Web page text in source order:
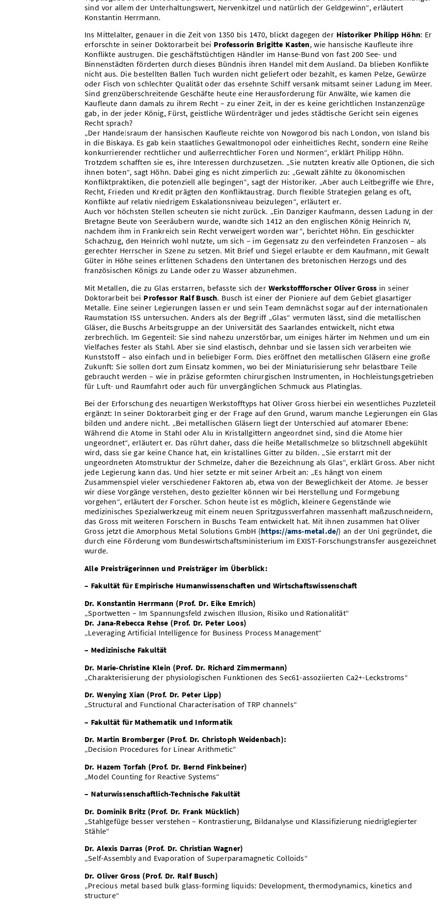
sind vor allem der Unterhaltungswert, Nervenkitzel und natürlich der Geldgewinn“, erläutert
Konstantin Herrmann.
Ins Mittelalter, genauer in die Zeit von 1350 bis 1470, blickt dagegen der Historiker Philipp Höhn: Er
erforschte in seiner Doktorarbeit bei Professorin Brigitte Kasten, wie hansische Kaufleute ihre
Konflikte austrugen. Die geschäftstüchtigen Händler im Hanse-Bund von fast 200 See- und
Binnenstädten förderten durch dieses Bündnis ihren Handel mit dem Ausland. Da blieben Konflikte
nicht aus. Die bestellten Ballen Tuch wurden nicht geliefert oder bezahlt, es kamen Pelze, Gewürze
oder Fisch von schlechter Qualität oder das ersehnte Schiff versank mitsamt seiner Ladung im Meer.
Sind grenzüberschreitende Geschäfte heute eine Herausforderung für Anwälte, wie kamen die
Kaufleute dann damals zu ihrem Recht – zu einer Zeit, in der es keine gerichtlichen Instanzenzüge
gab, in der jeder König, Fürst, geistliche Würdenträger und jedes städtische Gericht sein eigenes
Recht sprach?
„Der Handelsraum der hansischen Kaufleute reichte von Nowgorod bis nach London, von Island bis
in die Biskaya. Es gab kein staatliches Gewaltmonopol oder einheitliches Recht, sondern eine Reihe
konkurrierender rechtlicher und außerrechtlicher Foren und Normen“, erklärt Philipp Höhn.
Trotzdem schafften sie es, ihre Interessen durchzusetzen. „Sie nutzten kreativ alle Optionen, die sich
ihnen boten“, sagt Höhn. Dabei ging es nicht zimperlich zu: „Gewalt zählte zu ökonomischen
Konfliktpraktiken, die potenziell alle begingen“, sagt der Historiker. „Aber auch Leitbegriffe wie Ehre,
Recht, Frieden und Kredit prägten den Konfliktaustrag. Durch flexible Strategien gelang es oft,
Konflikte auf relativ niedrigem Eskalationsniveau beizulegen“, erläutert er.
Auch vor höchsten Stellen scheuten sie nicht zurück. „Ein Danziger Kaufmann, dessen Ladung in der
Bretagne Beute von Seeräubern wurde, wandte sich 1412 an den englischen König Heinrich IV,
nachdem ihm in Frankreich sein Recht verweigert worden war“, berichtet Höhn. Ein geschickter
Schachzug, den Heinrich wohl nutzte, um sich – im Gegensatz zu den verfeindeten Franzosen – als
gerechter Herrscher in Szene zu setzen. Mit Brief und Siegel erlaubte er dem Kaufmann, mit Gewalt
Güter in Höhe seines erlittenen Schadens den Untertanen des bretonischen Herzogs und des
französischen Königs zu Lande oder zu Wasser abzunehmen.
Mit Metallen, die zu Glas erstarren, befasste sich der Werkstoffforscher Oliver Gross in seiner
Doktorarbeit bei Professor Ralf Busch. Busch ist einer der Pioniere auf dem Gebiet glasartiger
Metalle. Eine seiner Legierungen lassen er und sein Team demnächst sogar auf der internationalen
Raumstation ISS untersuchen. Anders als der Begriff „Glas“ vermuten lässt, sind die metallischen
Gläser, die Buschs Arbeitsgruppe an der Universität des Saarlandes entwickelt, nicht etwa
zerbrechlich. Im Gegenteil: Sie sind nahezu unzerstörbar, um einiges härter im Nehmen und um ein
Vielfaches fester als Stahl. Aber sie sind elastisch, dehnbar und sie lassen sich verarbeiten wie
Kunststoff – also einfach und in beliebiger Form. Dies eröffnet den metallischen Gläsern eine große
Zukunft: Sie sollen dort zum Einsatz kommen, wo bei der Miniaturisierung sehr belastbare Teile
gebraucht werden – wie in präzise geformten chirurgischen Instrumenten, in Hochleistungsgetrieben
für Luft- und Raumfahrt oder auch für unvergänglichen Schmuck aus Platinglas.
Bei der Erforschung des neuartigen Werkstofftyps hat Oliver Gross hierbei ein wesentliches Puzzleteil
ergänzt: In seiner Doktorarbeit ging er der Frage auf den Grund, warum manche Legierungen ein Glas
bilden und andere nicht. „Bei metallischen Gläsern liegt der Unterschied auf atomarer Ebene:
Während die Atome in Stahl oder Alu in Kristallgittern angeordnet sind, sind die Atome hier
ungeordnet“, erläutert er. Das rührt daher, dass die heiße Metallschmelze so blitzschnell abgekühlt
wird, dass sie gar keine Chance hat, ein kristallines Gitter zu bilden. „Sie erstarrt mit der
ungeordneten Atomstruktur der Schmelze, daher die Bezeichnung als Glas“, erklärt Gross. Aber nicht
jede Legierung kann das. Und hier setzte er mit seiner Arbeit an: „Es hängt von einem
Zusammenspiel vieler verschiedener Faktoren ab, etwa von der Beweglichkeit der Atome. Je besser
wir diese Vorgänge verstehen, desto gezielter können wir bei Herstellung und Formgebung
vorgehen“, erläutert der Forscher. Schon heute ist es möglich, kleinere Gegenstände wie
medizinisches Spezialwerkzeug mit einem neuen Spritzgussverfahren massenhaft maßzuschneidern,
das Gross mit weiteren Forschern in Buschs Team entwickelt hat. Mit ihnen zusammen hat Oliver
Gross jetzt die Amorphous Metal Solutions GmbH (https://ams-metal.de/) an der Uni gegründet, die
durch eine Förderung vom Bundeswirtschaftsministerium im EXIST-Forschungstransfer ausgezeichnet
wurde.
Alle Preisträgerinnen und Preisträger im Überblick:
– Fakultät für Empirische Humanwissenschaften und Wirtschaftswissenschaft
Dr. Konstantin Herrmann (Prof. Dr. Eike Emrich)
„Sportwetten – Im Spannungsfeld zwischen Illusion, Risiko und Rationalität“
Dr. Jana-Rebecca Rehse (Prof. Dr. Peter Loos)
„Leveraging Artificial Intelligence for Business Process Management“
– Medizinische Fakultät
Dr. Marie-Christine Klein (Prof. Dr. Richard Zimmermann)
„Charakterisierung der physiologischen Funktionen des Sec61-assoziierten Ca2+-Leckstroms“
Dr. Wenying Xian (Prof. Dr. Peter Lipp)
„Structural and Functional Characterisation of TRP channels“
– Fakultät für Mathematik und Informatik
Dr. Martin Bromberger (Prof. Dr. Christoph Weidenbach):
„Decision Procedures for Linear Arithmetic“
Dr. Hazem Torfah (Prof. Dr. Bernd Finkbeiner)
„Model Counting for Reactive Systems“
– Naturwissenschaftlich-Technische Fakultät
Dr. Dominik Britz (Prof. Dr. Frank Mücklich)
„Stahlgefüge besser verstehen – Kontrastierung, Bildanalyse und Klassifizierung niedriglegierter
Stähle“
Dr. Alexis Darras (Prof. Dr. Christian Wagner)
„Self-Assembly and Evaporation of Superparamagnetic Colloids“
Dr. Oliver Gross (Prof. Dr. Ralf Busch)
„Precious metal based bulk glass-forming liquids: Development, thermodynamics, kinetics and
structure“